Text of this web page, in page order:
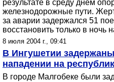
результате в среду днем
железнодорожные пути.
за аварии задержался 51
восстановить только в ночь
8 июля 2004 г., 09:41
В Ингушетии
нападении на
В городе Малгобеке были